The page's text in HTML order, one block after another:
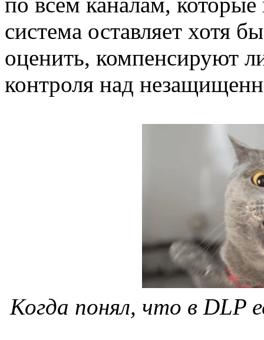
система оставляет хотя
оценить, компенсируют
контроля над
Когда понял, что в DLP